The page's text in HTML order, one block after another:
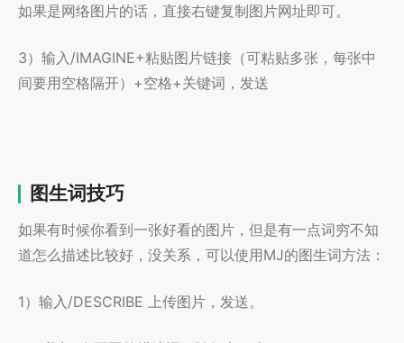
如果是网络图片的话，直接右键复制图片网址即可。
3）输入/IMAGINE+粘贴图片链接（可粘贴多张，每张中
间要用空格隔开）+空格+关键词，发送
图生词技巧
如果有时候你看到一张好看的图片，但是有一点词穷不知
道怎么描述比较好，没关系，可以使用MJ的图生词方法：
1）输入/DESCRIBE 上传图片，发送。